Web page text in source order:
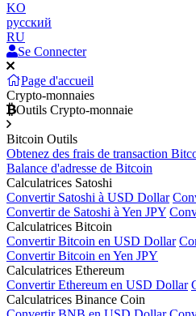
KO
русский
RU
Se Connecter
Page d'accueil
Crypto-monnaies
Outils Crypto-monnaie
Bitcoin Outils
Obtenez des frais de transaction
Balance d'adresse de Bitcoin
Calculatrices Satoshi
Convertir Satoshi à USD Dollar
Convertir de Satoshi à Yen JPY
Calculatrices Bitcoin
Convertir Bitcoin en USD Dollar
Convertir Bitcoin en Yen JPY
Calculatrices Ethereum
Convertir Ethereum en USD Dollar
Calculatrices Binance Coin